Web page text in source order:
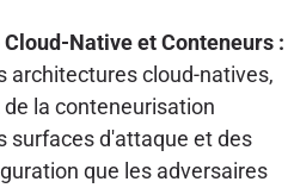
Native et Conteneurs :
architectures cloud-natives,
la conteneurisation
surfaces d'attaque et des
que les adversaires